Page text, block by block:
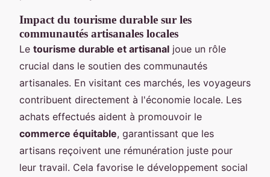
Impact du tourisme durable sur les
communautés artisanales locales
Le tourisme durable et artisanal joue un rôle
crucial dans le soutien des communautés
artisanales. En visitant ces marchés, les voyageurs
contribuent directement à l'économie locale. Les
achats effectués aident à promouvoir le
commerce équitable, garantissant que les
artisans reçoivent une rémunération juste pour
leur travail. Cela favorise le développement social